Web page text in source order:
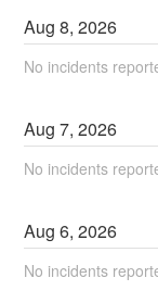
Aug8,2026
No incidents
Aug7,2026
No incidents
Aug6,2026
No incidents